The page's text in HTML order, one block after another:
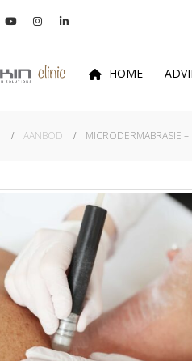
HOME
AANBOD MICRODERMABRASIE